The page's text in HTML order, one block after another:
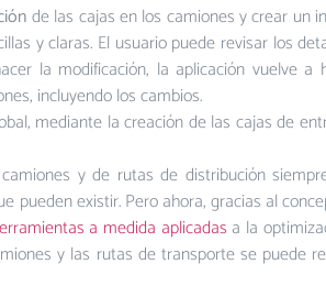
de las cajas en los camiones y crear un
y claras. El usuario puede revisar los
la modificación, la aplicación vuelve a
incluyendo los cambios.
mediante la creación de las cajas de
y de rutas de distribución
pueden existir. Pero ahora, gracias al
a medida aplicadas a la
y las rutas de transporte se puede